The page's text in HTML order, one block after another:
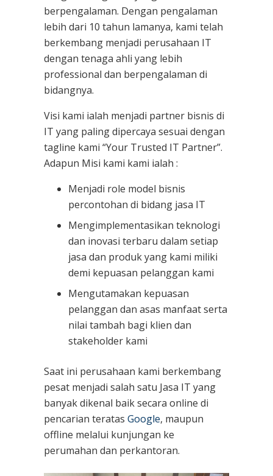
berpengalaman. Dengan pengalaman
lebih dari 10 tahun lamanya, kami telah
berkembang menjadi perusahaan IT
dengan tenaga ahli yang lebih
professional dan berpengalaman di
bidangnya.
Visi kami ialah menjadi partner bisnis di
IT yang paling dipercaya sesuai dengan
tagline kami “Your Trusted IT Partner”.
Adapun Misi kami kami ialah :
Menjadi role model bisnis
percontohan di bidang jasa IT
Mengimplementasikan teknologi
dan inovasi terbaru dalam setiap
jasa dan produk yang kami miliki
demi kepuasan pelanggan kami
Mengutamakan kepuasan
pelanggan dan asas manfaat serta
nilai tambah bagi klien dan
stakeholder kami
Saat ini perusahaan kami berkembang
pesat menjadi salah satu Jasa IT yang
banyak dikenal baik secara online di
pencarian teratas Google, maupun
offline melalui kunjungan ke
perumahan dan perkantoran.